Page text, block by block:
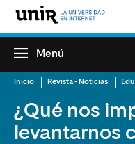
Menú
Inicio Revista - Noticias
¿Qué nos
levantarnos